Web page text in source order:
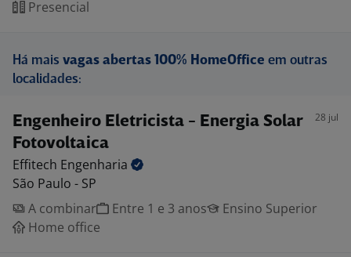
Presencial
Há mais vagas abertas 100% HomeOffice em outras
localidades:
Engenheiro Eletricista - Energia Solar
Fotovoltaica
28 jul
Effitech Engenharia
São Paulo - SP
A combinar
Entre 1 e 3 anos
Ensino Superior
Home office